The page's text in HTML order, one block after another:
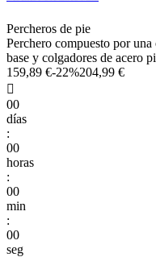
Percheros de pie
Perchero compuesto por
base y colgadores de acero
159,89 €-22%204,99 €

00
días
:
00
horas
:
00
min
:
00
seg